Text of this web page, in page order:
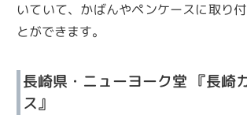
いていて、かばんやペンケースに取り
とができます。
長崎県・ニューヨーク堂 『長崎
ス』